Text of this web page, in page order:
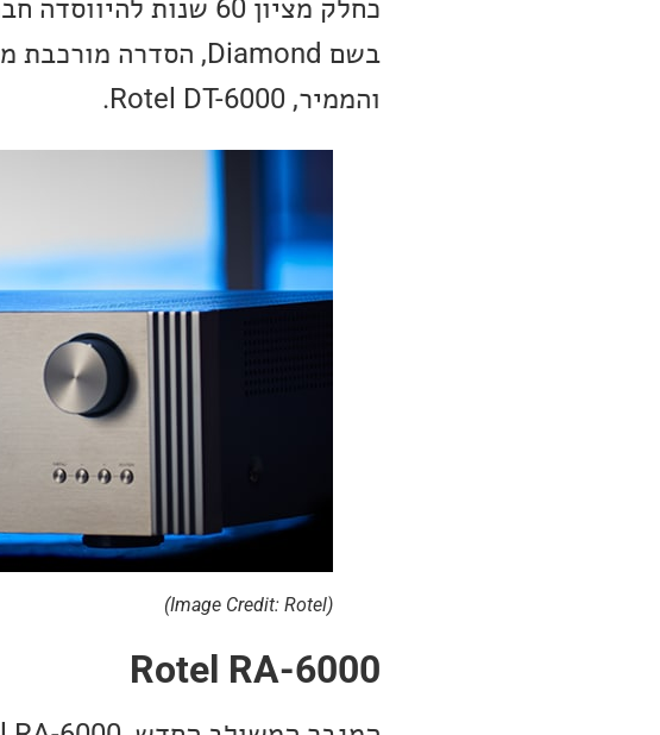
והממיר, Rotel DT-6000.
(Image Credit: Rotel)
Rotel RA-6000